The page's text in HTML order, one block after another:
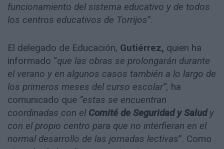
funcionamiento del sistema educativo y de todos
los centros educativos de Torrijos”.
El delegado de Educación, Gutiérrez, quien ha
informado “que las obras se prolongarán durante
el verano y en algunos casos también a lo largo de
los primeros meses del curso escolar”, ha
comunicado que “estas se encuentran
coordinadas con el Comité de Seguridad y Saludy
con el propio centro para que no interfieran en el
normal desarrollo de las jornadas lectivas”. Como